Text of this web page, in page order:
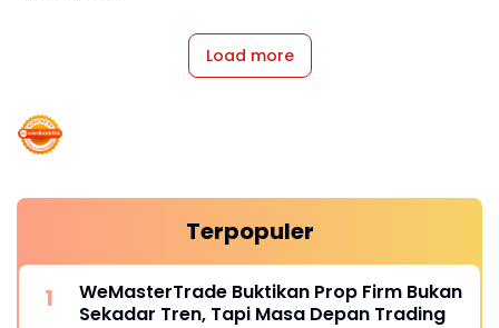
Load more
Terpopuler
WeMasterTrade Buktikan Prop Firm Bukan
Sekadar Tren, Tapi Masa Depan Trading